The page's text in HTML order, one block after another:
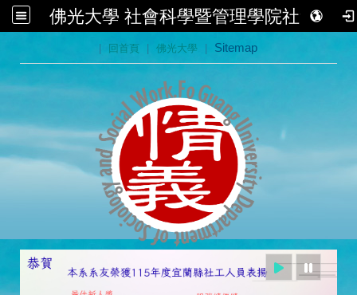
佛光大學 社會科學暨管理學院社會學系
| 回首頁 | 佛光大學 | Sitemap